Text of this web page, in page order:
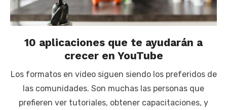
10 aplicaciones que te ayudarán a
crecer en YouTube
Los formatos en video siguen siendo los preferidos de
las comunidades. Son muchas las personas que
prefieren ver tutoriales, obtener capacitaciones, y